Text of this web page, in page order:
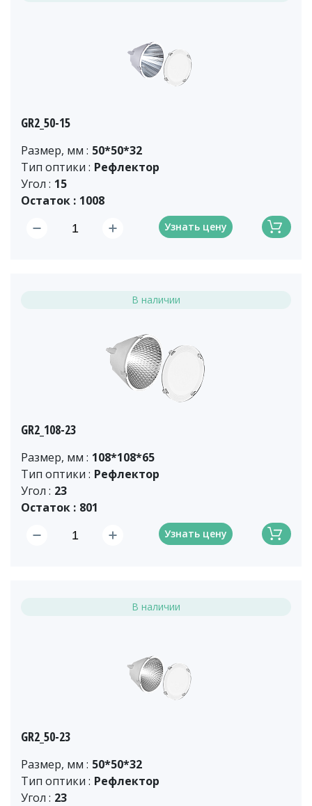
GR2_50-15
Размер, мм : 50*50*32
Тип оптики : Рефлектор
Угол : 15
Остаток : 1008
Узнать цену
В наличии
GR2_108-23
Размер, мм : 108*108*65
Тип оптики : Рефлектор
Угол : 23
Остаток : 801
Узнать цену
В наличии
GR2_50-23
Размер, мм : 50*50*32
Тип оптики : Рефлектор
Угол : 23